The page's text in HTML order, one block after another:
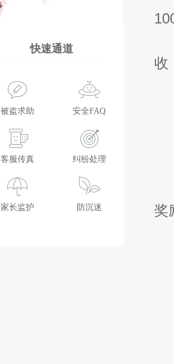
快速通道
被盗求助 安全FAQ
客服传真 纠纷处理
家长监护 防沉迷
收
奖